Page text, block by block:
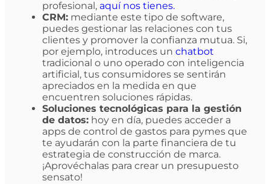
profesional, aquí nos tienes.
CRM:mediante este tipo de software,
puedes gestionar las relaciones con tus
clientes y promover la confianza mutua. Si,
por ejemplo, introduces un chatbot
tradicional o uno operado con inteligencia
artificial, tus consumidores se sentirán
apreciados en la medida en que
encuentren soluciones rápidas.
Soluciones tecnológicas para la gestión
de datos:hoy en día, puedes acceder a
apps de control de gastos para pymes que
te ayudarán con la parte financiera de tu
estrategia de construcción de marca.
¡Aprovéchalas para crear un presupuesto
sensato!